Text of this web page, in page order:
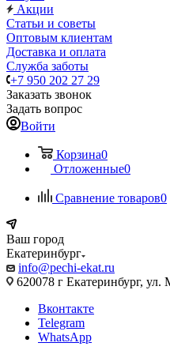
Акции
Статьи и советы
Оптовым клиентам
Доставка и оплата
Служба заботы
+7 950 202 27 29
Заказать звонок
Задать вопрос
Войти
Корзина0
Отложенные0
Сравнение товаров0
Ваш город
Екатеринбург
info@pechi-ekat.ru
620078 г Екатеринбург,
Вконтакте
Telegram
WhatsApp